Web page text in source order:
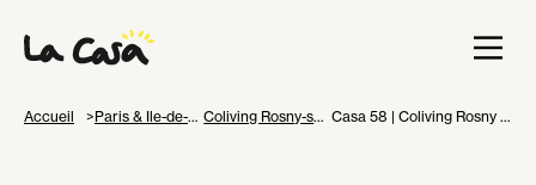
Accueil Paris & Ile-de-France Coliving Rosny-sous-Bois Casa 58 | Coliving Rosny Jeanne d'Arc 2